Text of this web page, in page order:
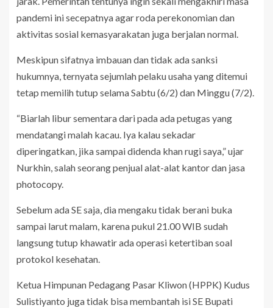
pandemi ini secepatnya agar roda perekonomian dan
aktivitas sosial kemasyarakatan juga berjalan normal.
Meskipun sifatnya imbauan dan tidak ada sanksi
hukumnya, ternyata sejumlah pelaku usaha yang ditemui
tetap memilih tutup selama Sabtu (6/2) dan Minggu (7/2).
“Biarlah libur sementara dari pada ada petugas yang
mendatangi malah kacau. Iya kalau sekadar
diperingatkan, jika sampai didenda khan rugi saya,” ujar
Nurkhin, salah seorang penjual alat-alat kantor dan jasa
photocopy.
Sebelum ada SE saja, dia mengaku tidak berani buka
sampai larut malam, karena pukul 21.00 WIB sudah
langsung tutup khawatir ada operasi ketertiban soal
protokol kesehatan.
Ketua Himpunan Pedagang Pasar Kliwon (HPPK) Kudus
Sulistiyanto juga tidak bisa membantah isi SE Bupati